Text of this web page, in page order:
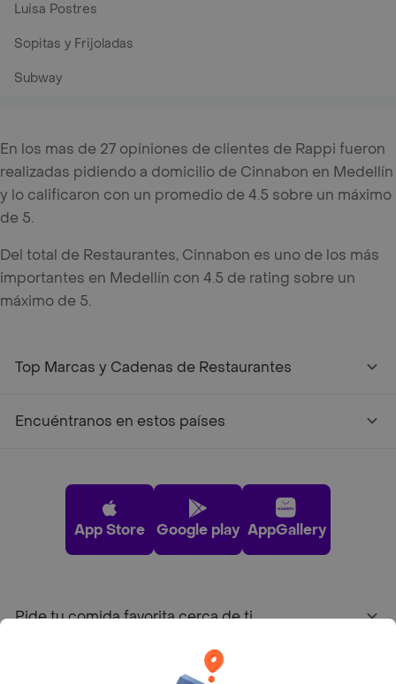
Luisa Postres
Sopitas y Frijoladas
Subway
En los mas de 27 opiniones de clientes de Rappi fueron
realizadas pidiendo a domicilio de Cinnabon en Medellín
y lo calificaron con un promedio de 4.5 sobre un máximo
de 5.
Del total de Restaurantes, Cinnabon es uno de los más
importantes en Medellín con 4.5 de rating sobre un
máximo de 5.
Top Marcas y Cadenas de Restaurantes
Encuéntranos en estos países
App Store Google play AppGallery
Pide tu comida favorita cerca de ti